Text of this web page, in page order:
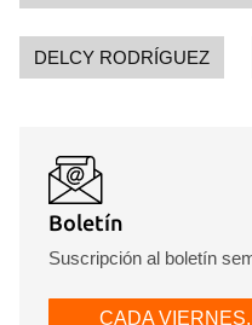
DELCY RODRÍGUEZ
Boletín
Suscripción al boletín
CADA